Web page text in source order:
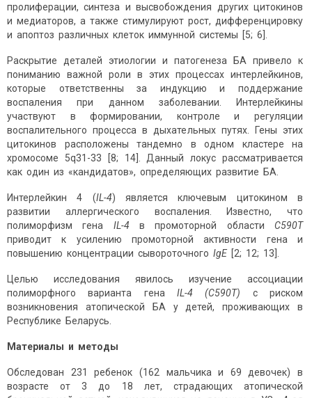
пролиферации, синтеза и высвобождения других цитокинов
и медиаторов, а также стимулируют рост, дифференцировку
и апоптоз различных клеток иммунной системы [5; 6].
Раскрытие деталей этиологии и патогенеза БА привело к
пониманию важной роли в этих процессах интерлейкинов,
которые ответственны за индукцию и поддержание
воспаления при данном заболевании. Интерлейкины
участвуют в формировании, контроле и регуляции
воспалительного процесса в дыхательных путях. Гены этих
цитокинов расположены тандемно в одном кластере на
хромосоме 5q31-33 [8; 14]. Данный локус рассматривается
как один из «кандидатов», определяющих развитие БА.
Интерлейкин 4 (IL-4) является ключевым цитокином в
развитии аллергического воспаления. Известно, что
полиморфизм гена IL-4 в промоторной области С590Т
приводит к усилению промоторной активности гена и
повышению концентрации сывороточного IgE [2; 12; 13].
Целью исследования явилось изучение ассоциации
полиморфного варианта гена IL-4 (C590T) с риском
возникновения атопической БА у детей, проживающих в
Республике Беларусь.
Материалы и методы
Обследован 231 ребенок (162 мальчика и 69 девочек) в
возрасте от 3 до 18 лет, страдающих атопической